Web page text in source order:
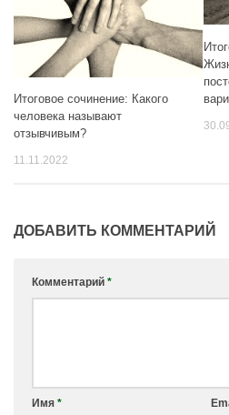
Итоговое сочинение: Какого
человека называют
отзывчивым?
11.11.2022
ДОБАВИТЬ КОММЕНТАРИЙ
Комментарий *
Имя *